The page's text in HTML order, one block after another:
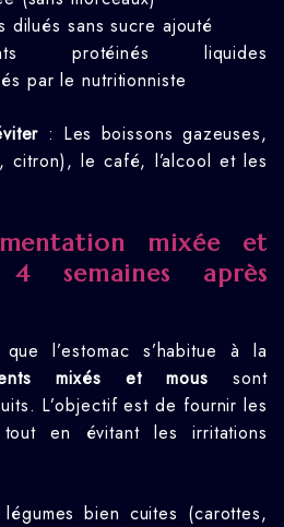
dilués sans sucre ajouté
protéinés liquides
par le nutritionniste
: Les boissons gazeuses,
citron), le café, l’alcool et les
mixée et
semaines après
l’estomac s’habitue à la
mixés et mous sont
L’objectif est de fournir les
tout en évitant les irritations
bien cuites (carottes,